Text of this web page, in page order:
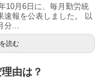
10月6日に、毎月勤労統
報を公表しました。 以
分...
読む
由は？